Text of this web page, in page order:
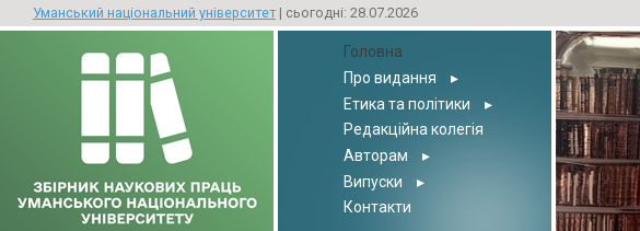
Уманський національний університет| сьогодні: 28.07.2026
Головна
Про видання
▸
Етика та політики
▸
Редакційна колегія
Авторам
▸
Випуски
▸
Контакти